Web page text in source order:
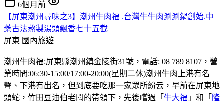
6個月前
【屏東潮州尋味之3】潮州牛肉福 .台灣牛牛肉涮涮鍋創始.中
藥古法熬製湯頭飄香七十五截
屏東 國內旅遊
潮州牛肉福:屏東縣潮州鎮金陵街31號，電話: 08 789 8107，營
業時間:06:30-15:00/17:00-20:00(星期二休)潮州牛肉上港有名
聲、下港有出名，但到底要吃那一家眾所紛云，早前在屏東地
頭蛇，竹田豆油伯老闆的帶領下，先後嚐過「 牛大福 」和「 隆